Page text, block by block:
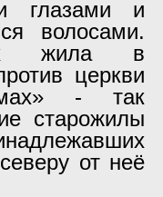
глазами и
волосами.
жила в
церкви
- так
старожилы
от неё